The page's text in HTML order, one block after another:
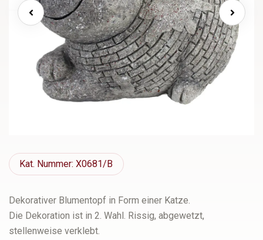
Kat. Nummer: X0681/B
Dekorativer Blumentopf in Form einer Katze.
Die Dekoration ist in 2. Wahl. Rissig, abgewetzt,
stellenweise verklebt.